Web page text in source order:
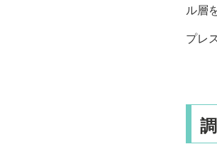
ル層
プレ